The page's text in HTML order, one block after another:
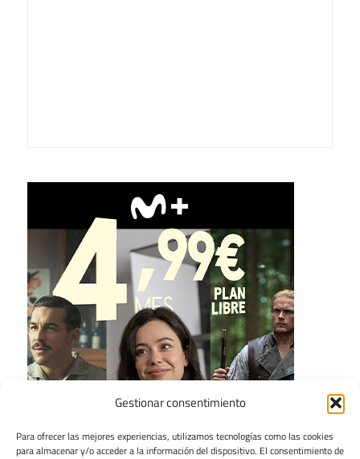
Gestionar consentimiento
Para ofrecer las mejores experiencias, utilizamos tecnologías como las cookies
para almacenar y/o acceder a la información del dispositivo. El consentimiento de